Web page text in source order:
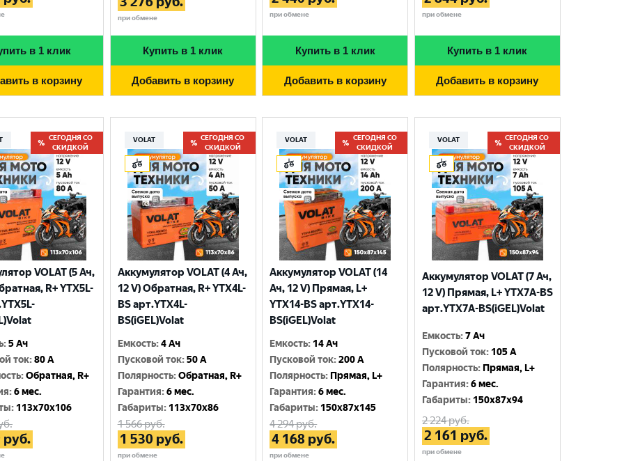
в 1 клик
в корзину
при обмене
Купить в 1 клик
Добавить в корзину
при обмене
Купить в 1 клик
Добавить в корзину
при обмене
Купить в 1 клик
Добавить в корзину
СЕГОДНЯ СО
СКИДКОЙ
VOLAT (5 Ач,
R+ YTX5L-
:5 Ач
ток:80 A
:Обратная, R+
:6 мес.
: 113x70x106
руб.
VOLAT
СЕГОДНЯ СО
СКИДКОЙ
Аккумулятор VOLAT (4 Ач,
12 V) Обратная, R+ YTX4L-
BS арт.YTX4L-
BS(iGEL)Volat
Емкость:4 Ач
Пусковой ток:50 A
Полярность:Обратная, R+
Гарантия:6 мес.
Габариты: 113x70x86
1 566руб.
1 530 руб.
при обмене
VOLAT
СЕГОДНЯ СО
СКИДКОЙ
Аккумулятор VOLAT (14
Ач, 12 V) Прямая, L+
YTX14-BS арт.YTX14-
BS(iGEL)Volat
Емкость: 14 Ач
Пусковой ток:200 A
Полярность: Прямая, L+
Гарантия:6 мес.
Габариты: 150x87x145
4 294руб.
4 168 руб.
при обмене
VOLAT
СЕГОДНЯ СО
СКИДКОЙ
Аккумулятор VOLAT (7 Ач,
12 V) Прямая, L+ YTX7A-BS
арт.YTX7A-BS(iGEL)Volat
Емкость:7 Ач
Пусковой ток: 105 A
Полярность: Прямая, L+
Гарантия:6 мес.
Габариты: 150x87x94
2 224руб.
2 161 руб.
при обмене
Выберите ваш город
Великий Новгород
Москва
Санкт-Петербург
Смоленск